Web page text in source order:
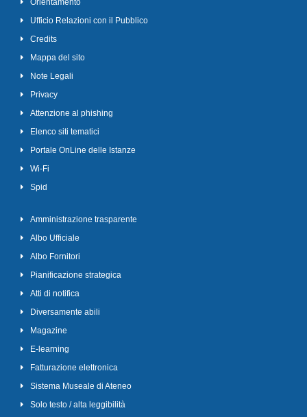
Orientamento
Ufficio Relazioni con il Pubblico
Credits
Mappa del sito
Note Legali
Privacy
Attenzione al phishing
Elenco siti tematici
Portale OnLine delle Istanze
Wi-Fi
Spid
Amministrazione trasparente
Albo Ufficiale
Albo Fornitori
Pianificazione strategica
Atti di notifica
Diversamente abili
Magazine
E-learning
Fatturazione elettronica
Sistema Museale di Ateneo
Solo testo / alta leggibilità